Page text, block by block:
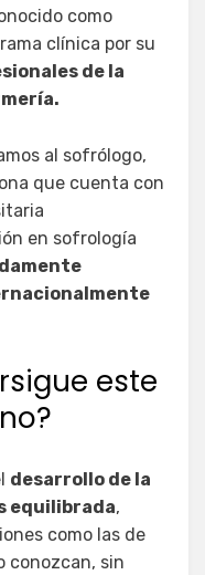
como
clínica por su
de la
al sofrólogo,
que cuenta con
en sofrología
este
desarrollo de la
equilibrada,
como las de
conozcan, sin